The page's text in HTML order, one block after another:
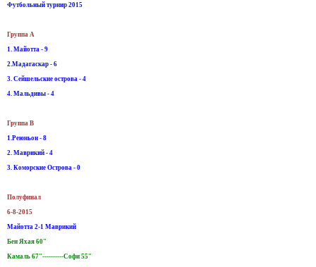
Футбольный турнир 2015
Группа А
1. Майотта - 9
2.Мадагаскар - 6
3. Сейшельские острова - 4
4. Мальдивы - 4
Группа B
1.Реюньон - 8
2. Маврикий - 4
3. Коморские Острова - 0
Полуфинал
6-8-2015
Майотта 2-1 Маврикий
Бен Яхая 60"
Камаль 67"----------Софи 55"